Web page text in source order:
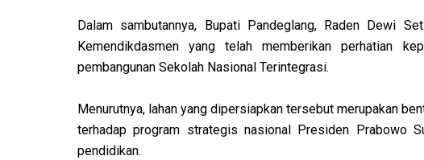
Dalam sambutannya, Bupati Pandeglang, Raden Dewi
Kemendikdasmen yang telah memberikan perhatian
pembangunan Sekolah Nasional Terintegrasi.
Menurutnya, lahan yang dipersiapkan tersebut merupakan
terhadap program strategis nasional Presiden Prabowo
pendidikan.